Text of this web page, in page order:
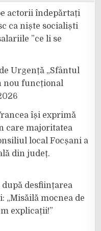
actorii îndepărtați
ca niște socialiști
”ce li se
Urgență „Sfântul
nou funcțional
își exprimă
care majoritatea
local Focșani a
din județ.
desființarea
„Misăilă mocnea de
explicații!”